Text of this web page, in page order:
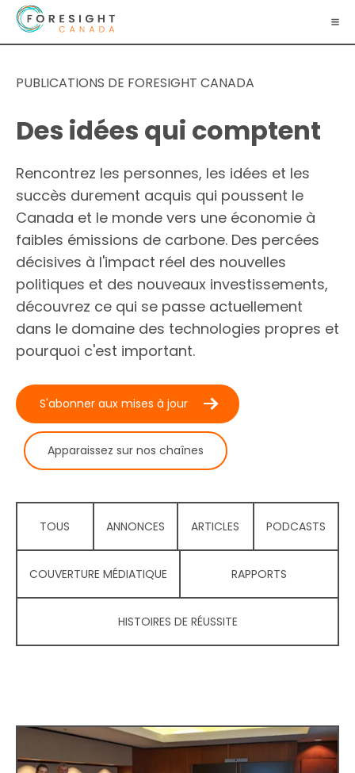
PUBLICATIONS DE FORESIGHT CANADA
Des idées qui comptent
Rencontrez les personnes, les idées et les
succès durement acquis qui poussent le
Canada et le monde vers une économie à
faibles émissions de carbone. Des percées
décisives à l'impact réel des nouvelles
politiques et des nouveaux investissements,
découvrez ce qui se passe actuellement
dans le domaine des technologies propres et
pourquoi c'est important.
S'abonner aux mises à jour
Apparaissez sur nos chaînes
TOUS ANNONCES ARTICLES PODCASTS
COUVERTURE MÉDIATIQUE RAPPORTS
HISTOIRES DE RÉUSSITE